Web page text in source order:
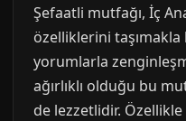
Şefaatli mutfağı, İç
özelliklerini
yorumlarla
ağırlıklı olduğu bu
de lezzetlidir.